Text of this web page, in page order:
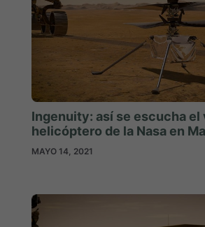
Ingenuity: así se escucha el
helicóptero de la Nasa en
MAYO 14, 2021